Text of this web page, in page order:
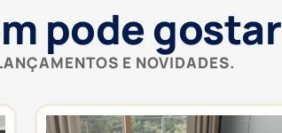
pode gostar
E NOVIDADES.